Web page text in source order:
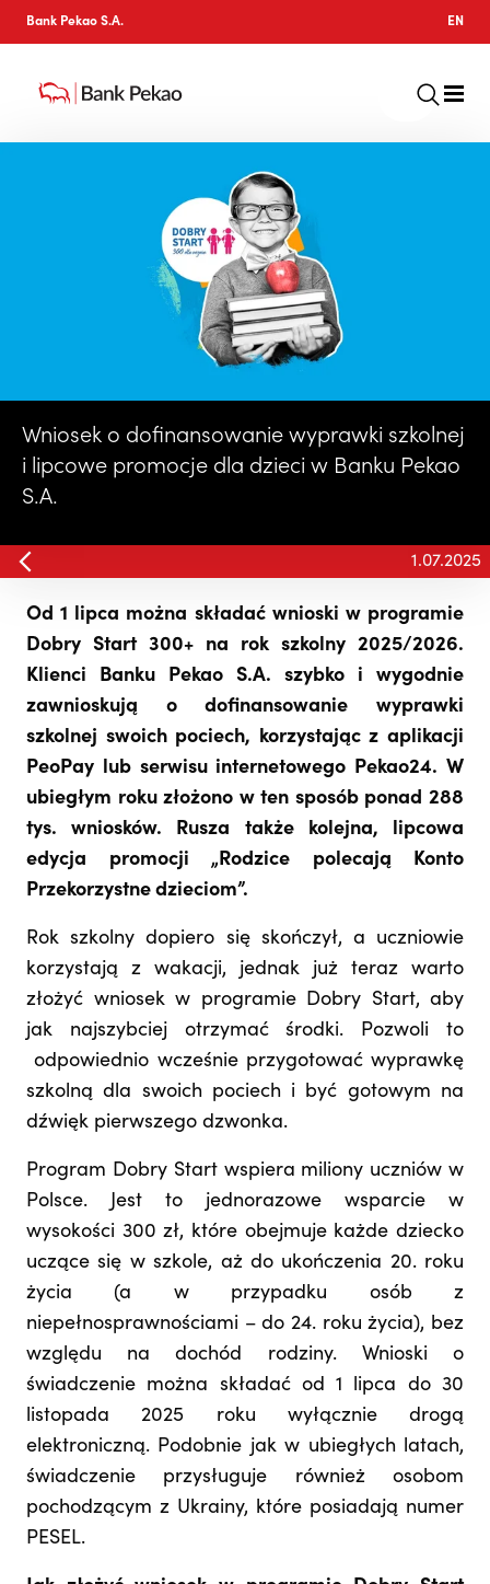
Bank Pekao S.A. EN
Wniosek o dofinansowanie wyprawki szkolnej
i lipcowe promocje dla dzieci w Banku Pekao
S.A.
1.07.2025
Od 1 lipca można składać wnioski w programie
Dobry Start 300+ na rok szkolny 2025/2026.
Klienci Banku Pekao S.A. szybko i wygodnie
zawnioskują o dofinansowanie wyprawki
szkolnej swoich pociech, korzystając z aplikacji
PeoPay lub serwisu internetowego Pekao24. W
ubiegłym roku złożono w ten sposób ponad 288
tys. wniosków. Rusza także kolejna, lipcowa
edycja promocji „Rodzice polecają Konto
Przekorzystne dzieciom”.
Rok szkolny dopiero się skończył, a uczniowie
korzystają z wakacji, jednak już teraz warto
złożyć wniosek w programie Dobry Start, aby
jak najszybciej otrzymać środki. Pozwoli to
odpowiednio wcześnie przygotować wyprawkę
szkolną dla swoich pociech i być gotowym na
dźwięk pierwszego dzwonka.
Program Dobry Start wspiera miliony uczniów w
Polsce. Jest to jednorazowe wsparcie w
wysokości 300 zł, które obejmuje każde dziecko
uczące się w szkole, aż do ukończenia 20. roku
życia (a w przypadku osób z
niepełnosprawnościami – do 24. roku życia), bez
względu na dochód rodziny. Wnioski o
świadczenie można składać od 1 lipca do 30
listopada 2025 roku wyłącznie drogą
elektroniczną. Podobnie jak w ubiegłych latach,
świadczenie przysługuje również osobom
pochodzącym z Ukrainy, które posiadają numer
PESEL.